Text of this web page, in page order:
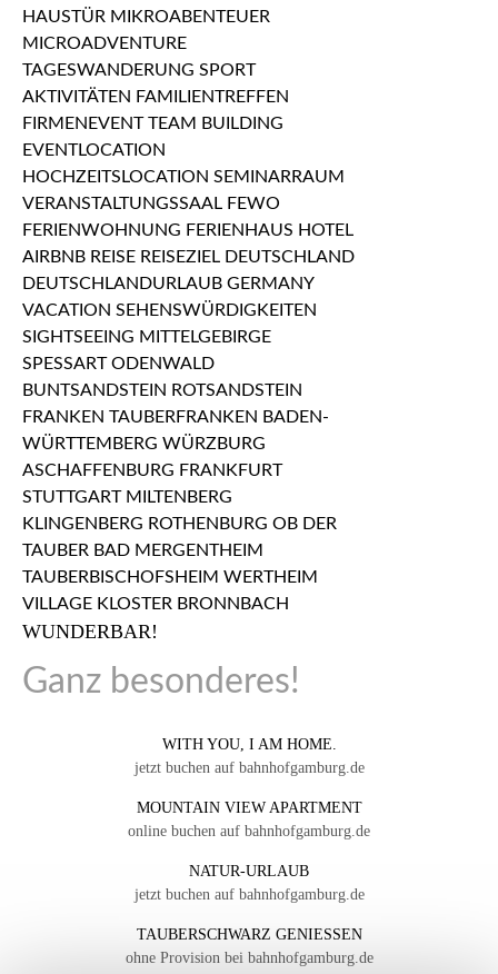
WUNDERBAR!
Ganz besonderes!
WITH YOU, I AM HOME.
jetzt buchen auf bahnhofgamburg.de
MOUNTAIN VIEW APARTMENT
online buchen auf bahnhofgamburg.de
NATUR-URLAUB
jetzt buchen auf bahnhofgamburg.de
TAUBERSCHWARZ GENIESSEN
ohne Provision bei bahnhofgamburg.de